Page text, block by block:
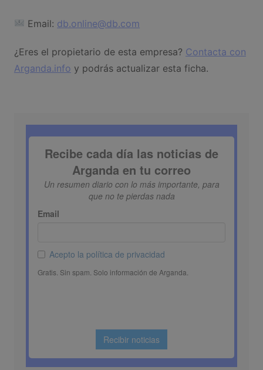
Email: db.online@db.com
¿Eres el propietario de esta empresa? Contacta con
Arganda.info y podrás actualizar esta ficha.